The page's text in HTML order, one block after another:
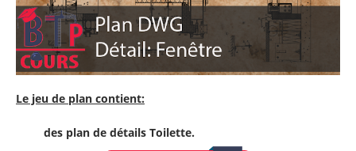
Le jeu de plan contient:
des plan de détails Toilette.